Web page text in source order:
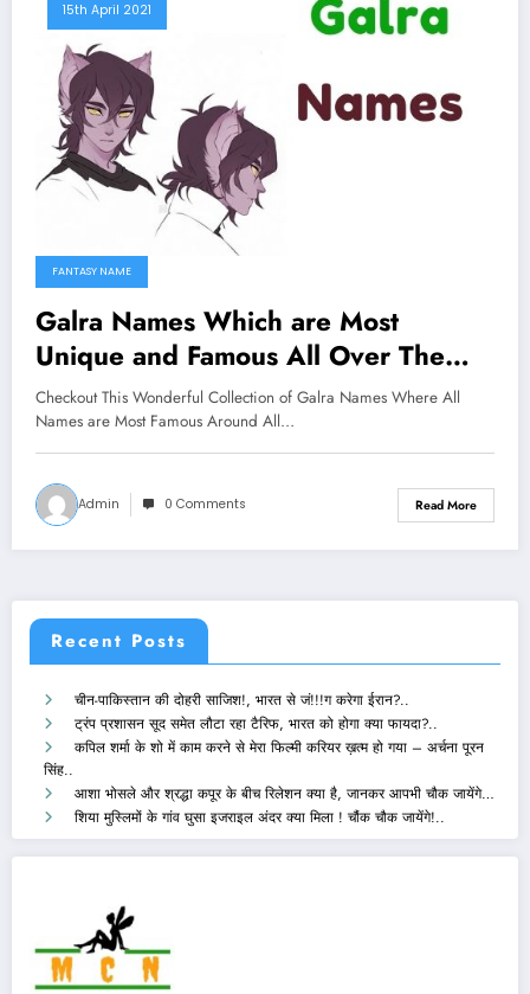
15th April 2021
FANTASY NAME
Galra Names Which are Most
Unique and Famous All Over The
Worlds
Checkout This Wonderful Collection of Galra Names Where All
Names are Most Famous Around All…
Admin 0 Comments Read More
Recent Posts
चीन-पाकिस्तान की दोहरी साजिश!, भारत से जं!!!ग करेगा ईरान?..
ट्रंप प्रशासन सूद समेत लौटा रहा टैरिफ, भारत को होगा क्या फायदा?..
कपिल शर्मा के शो में काम करने से मेरा फिल्मी करियर ख़त्म हो गया – अर्चना पूरन
सिंह..
आशा भोसले और श्रद्धा कपूर के बीच रिलेशन क्या है, जानकर आपभी चौक जायेंगे…
शिया मुस्लिमों के गांव घुसा इजराइल अंदर क्या मिला ! चौंक चौक जायेंगे!..